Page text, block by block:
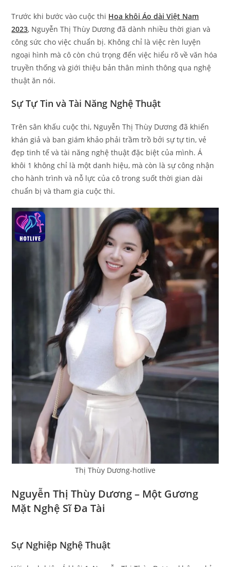
Trước khi bước vào cuộc thi Hoa khôi Áo dài Việt Nam
2023, Nguyễn Thị Thùy Dương đã dành nhiều thời gian và
công sức cho việc chuẩn bị. Không chỉ là việc rèn luyện
ngoại hình mà cô còn chú trọng đến việc hiểu rõ về văn hóa
truyền thống và giới thiệu bản thân mình thông qua nghệ
thuật ăn nói.
Sự Tự Tin và Tài Năng Nghệ Thuật
Trên sân khấu cuộc thi, Nguyễn Thị Thùy Dương đã khiến
khán giả và ban giám khảo phải trầm trồ bởi sự tự tin, vẻ
đẹp tinh tế và tài năng nghệ thuật đặc biệt của mình. Á
khôi 1 không chỉ là một danh hiệu, mà còn là sự công nhận
cho hành trình và nỗ lực của cô trong suốt thời gian dài
chuẩn bị và tham gia cuộc thi.
Thị Thùy Dương-hotlive
Nguyễn Thị Thùy Dương – Một Gương
Mặt Nghệ Sĩ Đa Tài
Sự Nghiệp Nghệ Thuật